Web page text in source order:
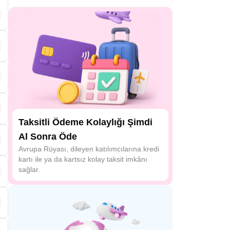
Taksitli Ödeme Kolaylığı Şimdi
Al Sonra Öde
Avrupa Rüyası, dileyen katılımcılarına kredi
kartı ile ya da kartsız kolay taksit imkânı
sağlar.